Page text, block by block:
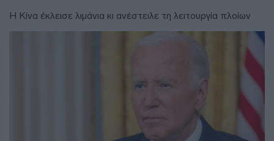
Η Κίνα έκλεισε λιμάνια κι ανέστειλε τη λειτουργία πλοίων